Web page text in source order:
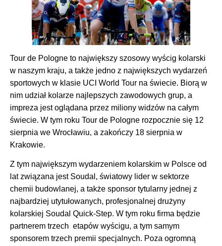
Tour de Pologne to największy szosowy wyścig kolarski
w naszym kraju, a także jedno z największych wydarzeń
sportowych w klasie UCI World Tour na świecie. Biorą w
nim udział kolarze najlepszych zawodowych grup, a
impreza jest oglądana przez miliony widzów na całym
świecie. W tym roku Tour de Pologne rozpocznie się 12
sierpnia we Wrocławiu, a zakończy 18 sierpnia w
Krakowie.
Z tym największym wydarzeniem kolarskim w Polsce od
lat związana jest Soudal, światowy lider w sektorze
chemii budowlanej, a także sponsor tytularny jednej z
najbardziej utytułowanych, profesjonalnej drużyny
kolarskiej Soudal Quick-Step. W tym roku firma będzie
partnerem trzech etapów wyścigu, a tym samym
sponsorem trzech premii specjalnych. Poza ogromną